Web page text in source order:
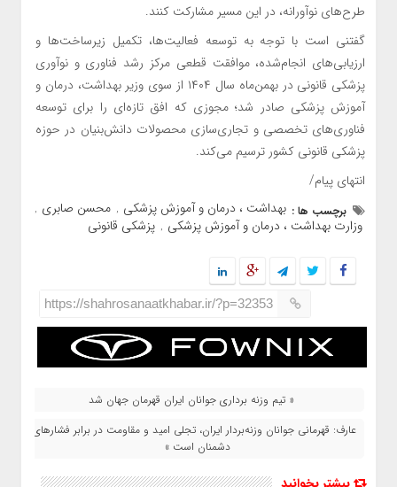
طرح‌های نوآورانه، در این مسیر مشارکت کنند.
گفتنی است با توجه به توسعه فعالیت‌ها، تکمیل زیرساخت‌ها و
ارزیابی‌های انجام‌شده، موافقت قطعی مرکز رشد فناوری و نوآوری
پزشکی قانونی در بهمن‌ماه سال ۱۴۰۴ از سوی وزیر بهداشت، درمان و
آموزش پزشکی صادر شد؛ مجوزی که افق تازه‌ای را برای توسعه
فناوری‌های تخصصی و تجاری‌سازی محصولات دانش‌بنیان در حوزه
پزشکی قانونی کشور ترسیم می‌کند.
انتهای پیام/
برچسب ها : بهداشت ، درمان و آموزش پزشکی , محسن صابری ,
وزارت بهداشت ، درمان و آموزش پزشکی , پزشکی قانونی
https://shahrosanaatkhabar.ir/?p=32353
« تیم وزنه‌ برداری جوانان ایران قهرمان جهان شد
عارف: قهرمانی جوانان وزنه‌بردار ایران، تجلی امید و مقاومت در برابر فشارهای
دشمنان است »